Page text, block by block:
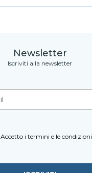
Newsletter
Iscriviti alla newsletter
Accetto i termini e le condizioni